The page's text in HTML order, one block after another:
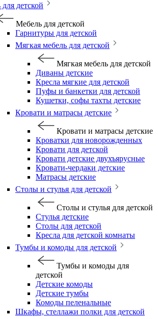
детской
Мебель для детской
Гарнитуры для детской
Мягкая мебель для детской
Мягкая мебель для детской
Диваны детские
Кресла мягкие для детской
Пуфы и банкетки для детской
Кушетки, софы тахты детские
Кровати и матрасы детские
Кровати и матрасы детские
Кроватки для новорожденных
Кровати для детской
Кровати детские двухъярусные
Кровати-чердаки детские
Матрасы детские
Столы и стулья для детской
Столы и стулья для детской
Стулья детские
Столы для детской
Кресла для детской комнаты
Тумбы и комоды для детской
Тумбы и комоды для
детской
Детские комоды
Детские тумбы
Комоды пеленальные
Шкафы, стеллажи полки для детской